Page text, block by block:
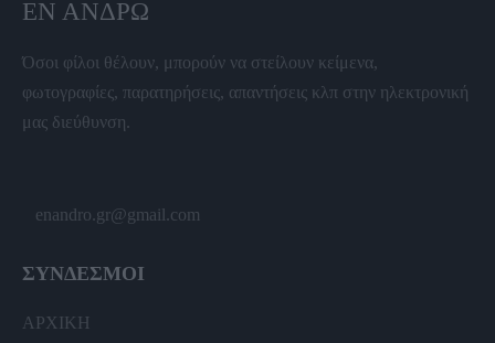
ΕΝ ΆΝΔΡΩ
Όσοι φίλοι θέλουν, μπορούν να στείλουν κείμενα,
φωτογραφίες, παρατηρήσεις, απαντήσεις κλπ στην ηλεκτρονική
μας διεύθυνση.
enandro.gr@gmail.com
ΣΥΝΔΕΣΜΟΙ
ΑΡΧΙΚΗ